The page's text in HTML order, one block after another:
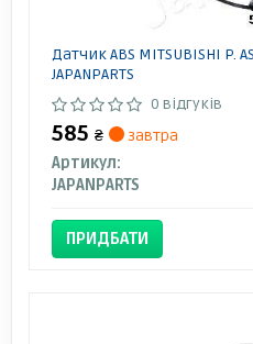
Датчик ABS MITSUBISHI P.
JAPANPARTS
0 відгуків
585 ₴
завтра
Артикул:
JAPANPARTS
ПРИДБАТИ